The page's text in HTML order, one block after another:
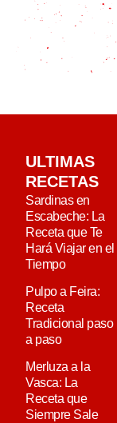
ULTIMAS
RECETAS
Sardinas en
Escabeche: La
Receta que Te
Hará Viajar en el
Tiempo
Pulpo a Feira:
Receta
Tradicional paso
a paso
Merluza a la
Vasca: La
Receta que
Siempre Sale